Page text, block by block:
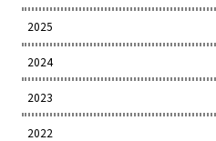
2025
2024
2023
2022